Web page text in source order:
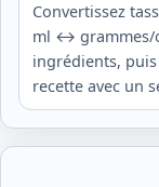
Convertissez
ml ↔ grammes/
ingrédients,
recette avec un